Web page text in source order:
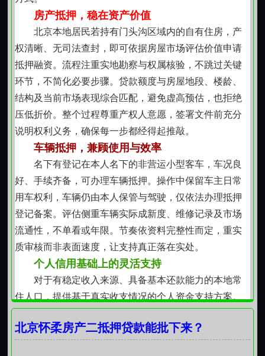
额本息更易规划收支。所有方案均基于实际资金使用周
期设计，避免人为拉长负债时间或压缩必要缓冲空间。
材料准备重实质
身份证明、车辆登记证、行驶证、保险单及近期银
行流水是常规要件。材料齐全不代表立即生效，核心在
于信息之间能相互印证例如流水体现稳定收入，与申请
金额及还款计划形成合理支撑。房产抵押还需提供不动
产权属证明及共有人同意书，确保法律关系清晰无歧
理性决策看全程
从初步咨询到较终结清，每个环节都应留有充分理
解时间。利息计算不是孤立数字，它关联着用车频率、
家庭支出节奏、未来收入预期等多个现实变量。与其关
注一时点的费率高低，不如通盘衡量整个资金使用周期
内的综合负担与生活影响。
真正有效的资金支持，从来不是较快到账的那个选
项，而是较契合当下生活节拍、较尊重财务规律的那一
种安排。
房产抵押，稳在资产价值
北京本地居民若持有门头沟区域内的自有住房，产
权清晰、无司法查封，即可依据房屋市场评估价值申请
抵押融资。流程注重实地勘察与权属核验，不跳过关键
环节，不简化必要步骤。贷款额度与房屋地段、楼龄、
结构及当前市场表现综合匹配，避免虚高预估，也拒绝
压低折价。整个过程尊重产权人意愿，签署文件前充分
说明权利义务，确保每一步都经得起推敲。
车辆抵押，兼顾使用与效率
名下有登记在本人名下的非营运小型客车，车况良
好、手续齐备，可办理车辆抵押。操作中保留车主日常
用车权利，车辆仍由本人保管与驾驶，仅依法办理抵押
登记备案。评估侧重车辆实际成新度、维修记录及市场
流通性，不单看或年限。节奏依资料完整性而定，重实
质审核而非表面速度，让支持真正落在实处。
个人信用基础上的灵活支持
对于有稳定收入来源、具备基本还款能力的本地常
住人口，提供基于真实收支情况的个人资金支持方案。
等多维度信息交叉印证还款保障。额度设定留有合理余
北京怀柔房产二抵押贷款能批下来？